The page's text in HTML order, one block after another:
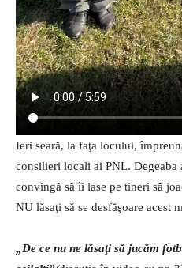
Ieri seară, la faţa locului,
consilieri locali ai PNL. Degeaba
convingă să îi lase pe tineri să
NU lăsaţi să se desfăşoare acest
„De ce nu ne lăsaţi să jucăm